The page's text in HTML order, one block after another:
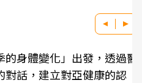
體變化」出發，透過醫
，建立對亞健康的認